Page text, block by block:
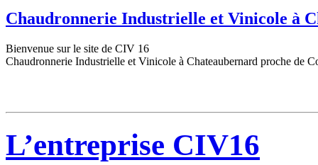
Chaudronnerie Industrielle et Vinicole à
Bienvenue sur le site de CIV 16
Chaudronnerie Industrielle et Vinicole à Chateaubernard proche de
L’entreprise CIV16